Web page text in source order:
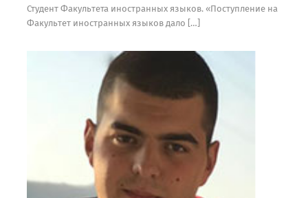
Студент Факультета иностранных языков. «Поступление на
Факультет иностранных языков дало […]